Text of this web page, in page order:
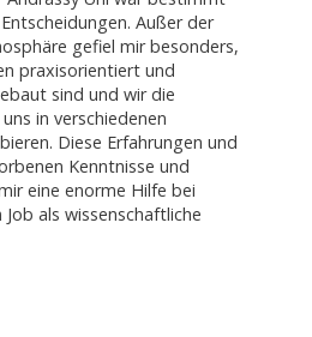
Außer der
gefiel mir besonders,
praxisorientiert und
sind und wir die
in verschiedenen
Diese Erfahrungen und
Kenntnisse und
eine enorme Hilfe bei
als wissenschaftliche